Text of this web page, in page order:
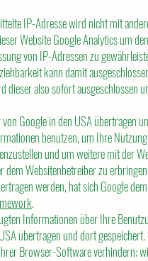
IP-Adresse wird nicht mit
Website Google Analytics um
von IP-Adressen zu
kann damit
dieser also sofort ausgeschlossen
Google in den USA übertragen
benutzen, um Ihre
und um weitere mit der
Websitenbetreiber zu
werden, hat sich Google
.
Informationen über Ihre
übertragen und dort
Browser-Software verhindern;